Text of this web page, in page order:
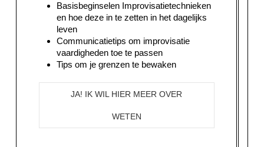
Basisbeginselen Improvisatietechnieken
en hoe deze in te zetten in het dagelijks
leven
Communicatietips om improvisatie
vaardigheden toe te passen
Tips om je grenzen te bewaken
JA! IK WIL HIER MEER OVER
WETEN